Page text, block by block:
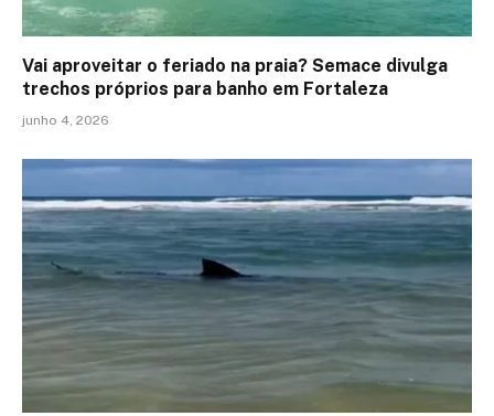
Vai aproveitar o feriado na praia? Semace divulga
trechos próprios para banho em Fortaleza
junho 4, 2026